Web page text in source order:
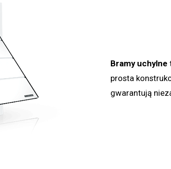
Bramy uchylne
prosta
gwarantują